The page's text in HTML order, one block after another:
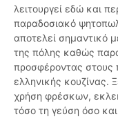
λειτουργεί εδώ και
παραδοσιακό
αποτελεί σημαντικό
της πόλης καθώς
προσφέροντας στους
ελληνικής κουζίνας.
χρήση φρέσκων,
τόσο τη γεύση όσο